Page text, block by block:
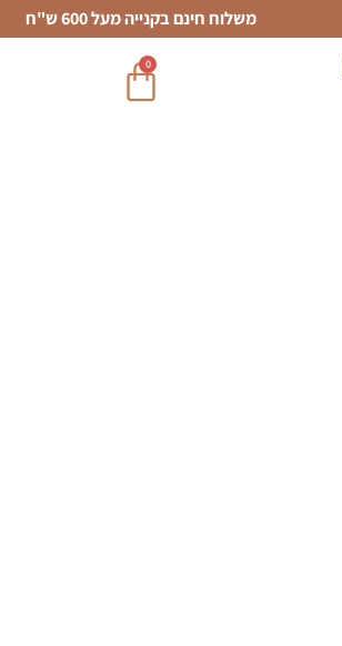
משלוח חינם בקנייה מעל 600 ש"ח
0